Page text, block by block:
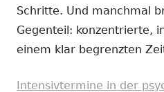
Schritte. Und manchmal
Gegenteil: konzentrierte,
einem klar begrenzten
Intensivtermine in der